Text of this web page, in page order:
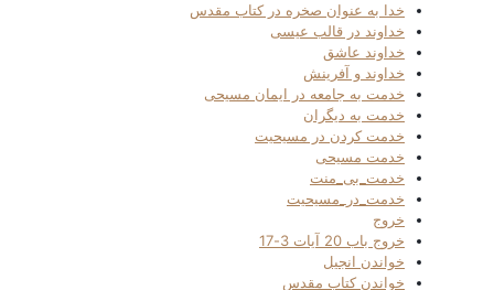
خدا به عنوان صخره در کتاب مقدس
خداوند در قالب عیسی
خداوند عاشق
خداوند و آفرینش
خدمت به جامعه در ایمان مسیحی
خدمت به دیگران
خدمت کردن در مسیحیت
خدمت مسیحی
خدمت_بی_منت
خدمت_در_مسیحیت
خروج
خروج باب 20 آیات 3-17
خواندن انجیل
خواندن کتاب مقدس